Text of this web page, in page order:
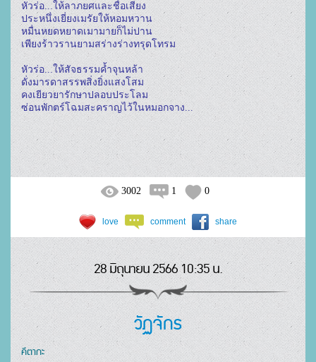
หัวร่อ...ให้ลาภยศและชื่อเสียง
ประหนึ่งเยี่ยงเมรัยให้หอมหวาน
หมื่นหยดหยาดเมามายก็ไม่ปาน
เพียงร้าวรานยามสร่างร่างทรุดโทรม
หัวร่อ...ให้สัจธรรมค้ำจุนหล้า
ดั่งมารดาสรรพสิ่งยิ่งแสงโสม
คงเยียวยารักษาปลอบประโลม
ซ่อนพักตร์โฉมสะคราญไว้ในหมอกจาง...
3002 1 0
love comment share
28 มิถุนายน 2566 10:35 น.
วัฏจักร
คีตากะ